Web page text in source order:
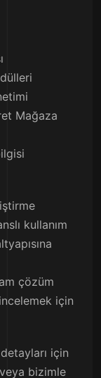
Mağaza
kullanım
çözüm
için
için
bizimle